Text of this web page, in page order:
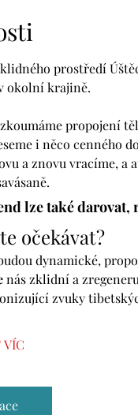
prostředí
okolní krajině.
propojení
i něco cenného
a znovu vracíme,
lze také darovat,
očekávat?
dynamické,
nás zklidní a
zvuky
VÍC